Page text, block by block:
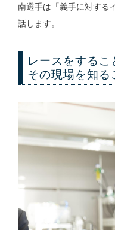
南選手は「義手に対する
話します。
レースをするこ
その現場を知る